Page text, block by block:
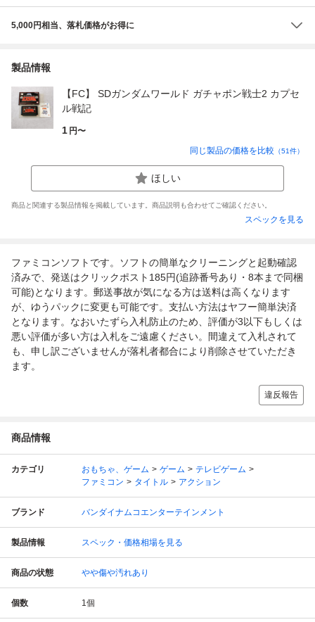
5,000円相当、落札価格がお得に
製品情報
【FC】 SDガンダムワールド ガチャポン戦士2 カプセ
ル戦記
1 円〜
同じ製品の価格を比較 （51件）
ほしい
商品と関連する製品情報を掲載しています。商品説明も合わせてご確認ください。
スペックを見る
ファミコンソフトです。ソフトの簡単なクリーニングと起動確認
済みで、発送はクリックポスト185円(追跡番号あり・8本まで同梱
可能)となります。郵送事故が気になる方は送料は高くなります
が、ゆうパックに変更も可能です。支払い方法はヤフー簡単決済
となります。なおいたずら入札防止のため、評価が3以下もしくは
悪い評価が多い方は入札をご遠慮ください。間違えて入札されて
も、申し訳ございませんが落札者都合により削除させていただき
ます。
違反報告
商品情報
カテゴリ おもちゃ、ゲーム ゲーム
テレビゲーム
ファミコン
タイトル アクション
ブランド バンダイナムコエンターテインメント
製品情報 スペック・価格相場を見る
商品の状態 やや傷や汚れあり
個数 1個